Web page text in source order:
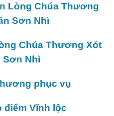
Lòng Chúa Thương
Sơn Nhì
Chúa Thương Xót
Sơn Nhì
phục vụ
điểm Vĩnh lộc